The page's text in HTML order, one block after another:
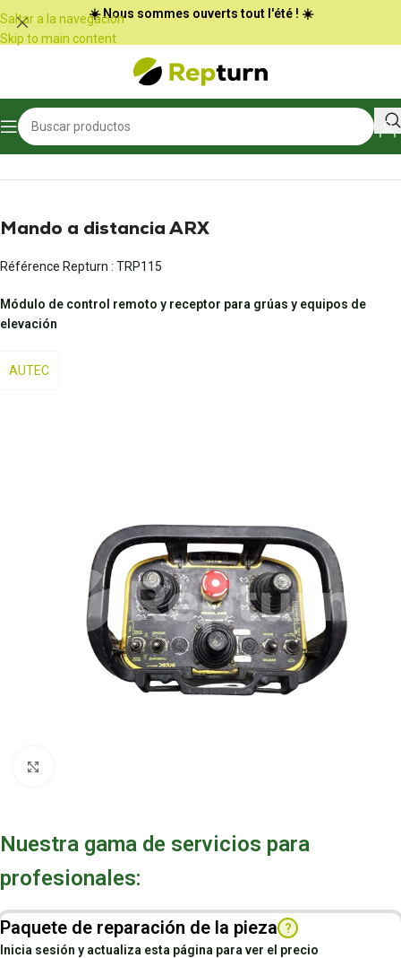
Panel de gestión de cookies
Saltar a la navegación
Skip to main content
☀️ Nous sommes ouverts tout l'été ! ☀️
Inicio/Obras públicas y manipulación
Mando a distancia ARX
Référence Repturn : TRP115
Módulo de control remoto y receptor para grúas y equipos de
elevación
AUTEC
Nuestra gama de servicios para
profesionales:
Paquete de reparación de la pieza ?
Inicia sesión y actualiza esta página para ver el precio